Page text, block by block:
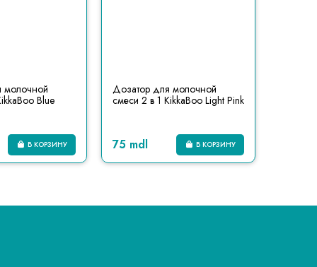
молочной
Blue
В КОРЗИНУ
Дозатор для молочной
смеси 2 в 1 KikkaBoo Light Pink
75 mdl В КОРЗИНУ